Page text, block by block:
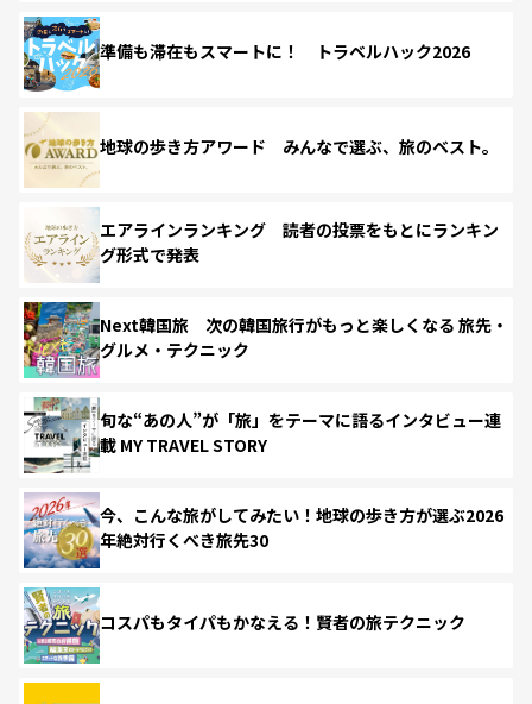
準備も滞在もスマートに！ トラベルハック2026
地球の歩き方アワード みんなで選ぶ、旅のベスト。
エアラインランキング 読者の投票をもとにランキン
グ形式で発表
Next韓国旅 次の韓国旅行がもっと楽しくなる 旅先・
グルメ・テクニック
旬な“あの人”が「旅」をテーマに語るインタビュー連
載 MY TRAVEL STORY
今、こんな旅がしてみたい！地球の歩き方が選ぶ2026
年絶対行くべき旅先30
コスパもタイパもかなえる！賢者の旅テクニック